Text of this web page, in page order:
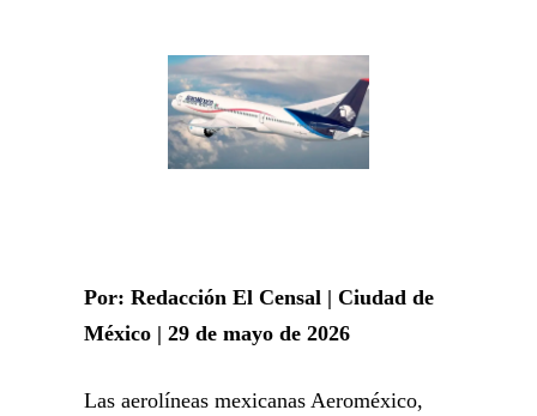
Por: Redacción El Censal | Ciudad de
México | 29 de mayo de 2026
Las aerolíneas mexicanas Aeroméxico,